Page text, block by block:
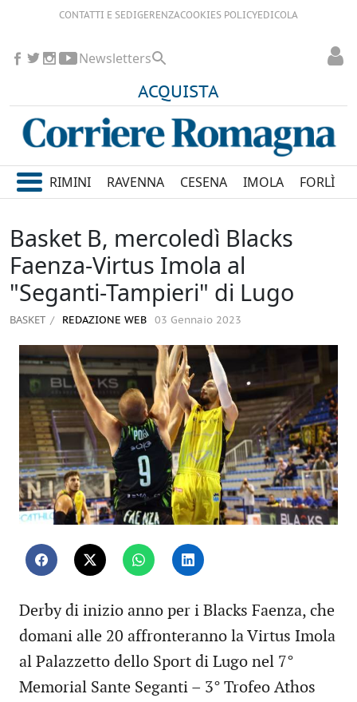
CONTATTI E SEDIGERENZACOOKIES POLICYEDICOLA
ACQUISTA
Newsletters
RIMINI RAVENNA CESENA IMOLA FORLÌ
Basket B, mercoledì Blacks
Faenza-Virtus Imola al
"Seganti-Tampieri" di Lugo
BASKET REDAZIONE WEB 03 Gennaio 2023
Derby di inizio anno per i Blacks Faenza, che
domani alle 20 affronteranno la Virtus Imola
al Palazzetto dello Sport di Lugo nel 7°
Memorial Sante Seganti – 3° Trofeo Athos